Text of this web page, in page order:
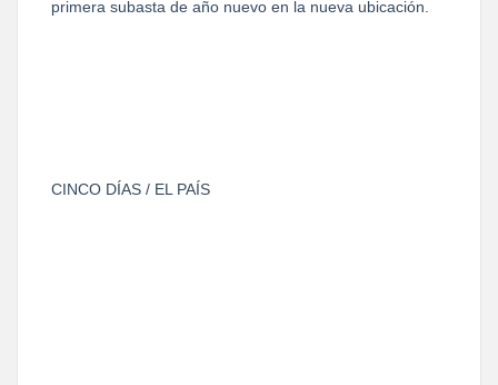
primera subasta de año nuevo en la nueva ubicación.
CINCO DÍAS / EL PAÍS